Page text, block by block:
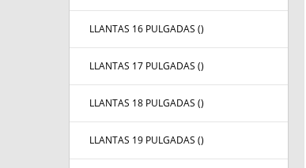
LLANTAS 16 PULGADAS ()
LLANTAS 17 PULGADAS ()
LLANTAS 18 PULGADAS ()
LLANTAS 19 PULGADAS ()